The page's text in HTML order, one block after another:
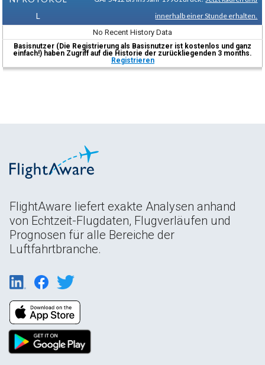
L
innerhalb einer Stunde erhalten.
No Recent History Data
Basisnutzer (Die Registrierung als Basisnutzer ist kostenlos und ganz
einfach!) haben Zugriff auf die Historie der zurückliegenden 3 months.
Registrieren
FlightAware liefert exakte Analysen anhand
von Echtzeit-Flugdaten, Flugverläufen und
Prognosen für alle Bereiche der
Luftfahrtbranche.